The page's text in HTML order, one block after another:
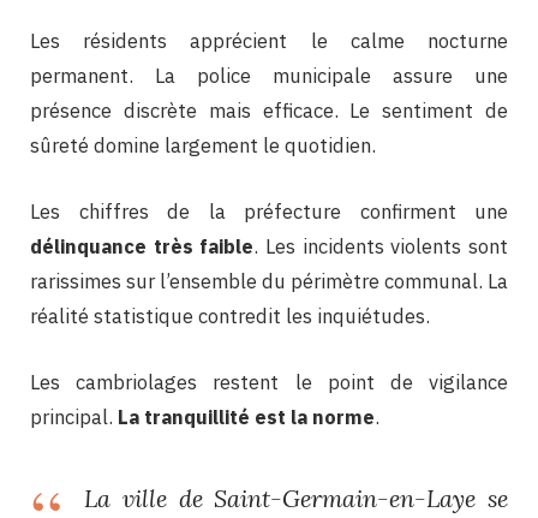
Les résidents apprécient le calme nocturne
permanent. La police municipale assure une
présence discrète mais efficace. Le sentiment de
sûreté domine largement le quotidien.
Les chiffres de la préfecture confirment une
délinquance très faible. Les incidents violents sont
rarissimes sur l’ensemble du périmètre communal. La
réalité statistique contredit les inquiétudes.
Les cambriolages restent le point de vigilance
principal. La tranquillité est la norme.
La ville de Saint-Germain-en-Laye se